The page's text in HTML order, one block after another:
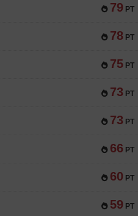
79 PT
78 PT
75 PT
73 PT
73 PT
66 PT
60 PT
59 PT